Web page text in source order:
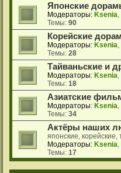
Японские
Модераторы: Ksenia,
Темы: 90
Корейские
Модераторы: Ksenia,
Темы: 28
Тайваньские и
Модераторы: Ksenia,
Темы: 18
Азиатские
Модераторы: Ksenia,
Темы: 34
Актёры наших
японские,
Модераторы: Ksenia,
Темы: 17